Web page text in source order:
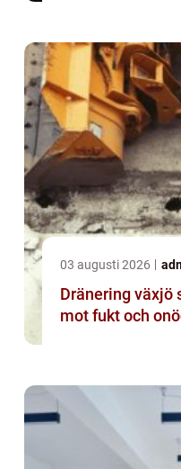
03 augusti 2026
Dränering växjö så skyddar du huset
mot fukt och